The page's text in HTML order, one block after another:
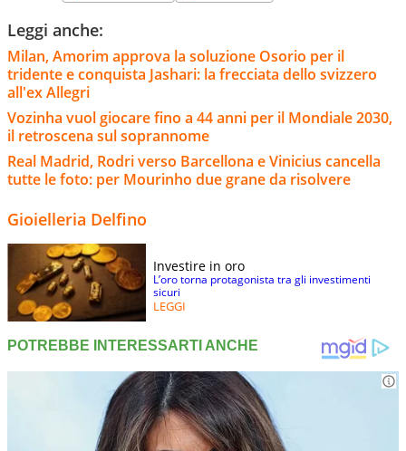
Leggi anche:
Milan, Amorim approva la soluzione Osorio per il
tridente e conquista Jashari: la frecciata dello svizzero
all'ex Allegri
Vozinha vuol giocare fino a 44 anni per il Mondiale 2030,
il retroscena sul soprannome
Real Madrid, Rodri verso Barcellona e Vinicius cancella
tutte le foto: per Mourinho due grane da risolvere
Gioielleria Delfino
Investire in oro
L’oro torna protagonista tra gli investimenti
sicuri
LEGGI